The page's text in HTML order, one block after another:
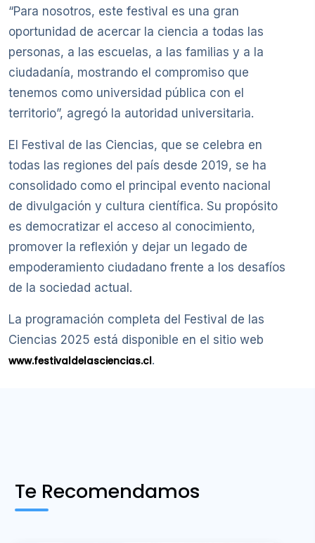
“Para nosotros, este festival es una gran
oportunidad de acercar la ciencia a todas las
personas, a las escuelas, a las familias y a la
ciudadanía, mostrando el compromiso que
tenemos como universidad pública con el
territorio”, agregó la autoridad universitaria.
El Festival de las Ciencias, que se celebra en
todas las regiones del país desde 2019, se ha
consolidado como el principal evento nacional
de divulgación y cultura científica. Su propósito
es democratizar el acceso al conocimiento,
promover la reflexión y dejar un legado de
empoderamiento ciudadano frente a los desafíos
de la sociedad actual.
La programación completa del Festival de las
Ciencias 2025 está disponible en el sitio web
www.festivaldelasciencias.cl.
Te Recomendamos